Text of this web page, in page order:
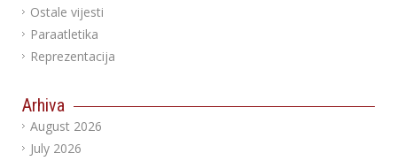
Ostale vijesti
Paraatletika
Reprezentacija
Arhiva
August 2026
July 2026